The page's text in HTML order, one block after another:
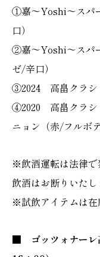
①嘉～Yoshi～スパ
口）
②嘉～Yoshi～スパ
ゼ/辛口）
③2024 高畠クラシ
④2020 高畠クラシ
ニョン（赤/フルボデ
※飲酒運転は法律で
飲酒はお断りいたし
※試飲アイテムは在
■ ゴッツォナーレ